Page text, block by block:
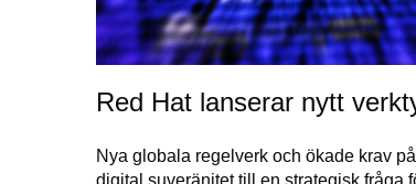
Red Hat lanserar nytt
Nya globala regelverk och ökade krav
digital suveränitet till en strategisk